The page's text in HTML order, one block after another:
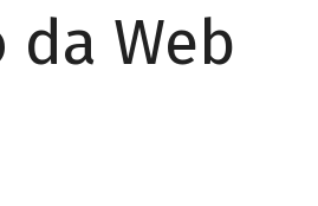
Web